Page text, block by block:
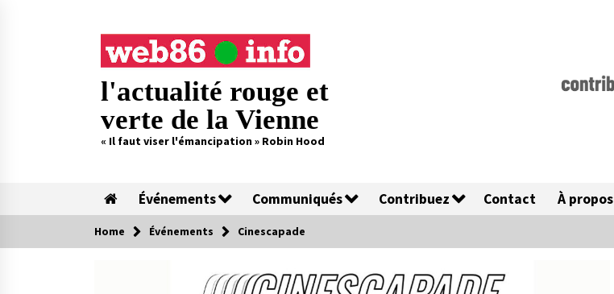
l'actualité rouge et
verte de la Vienne
« Il faut viser l'émancipation » Robin Hood
Événements Communiqués Contribuez Contact À propos
Home Événements Cinescapade